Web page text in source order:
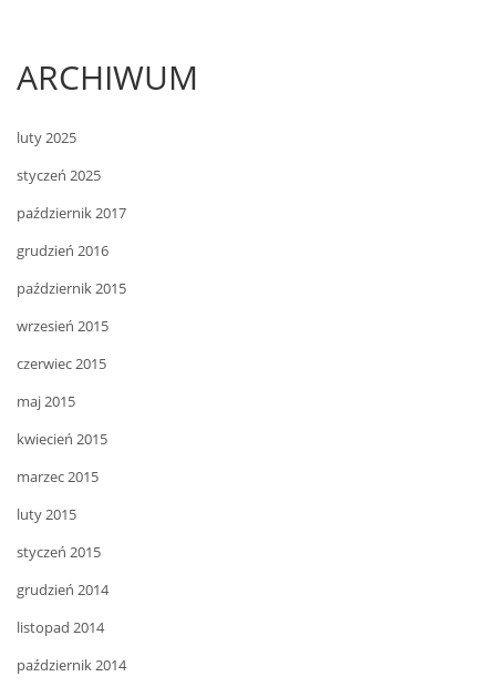
ARCHIWUM
luty 2025
styczeń 2025
październik 2017
grudzień 2016
październik 2015
wrzesień 2015
czerwiec 2015
maj 2015
kwiecień 2015
marzec 2015
luty 2015
styczeń 2015
grudzień 2014
listopad 2014
październik 2014